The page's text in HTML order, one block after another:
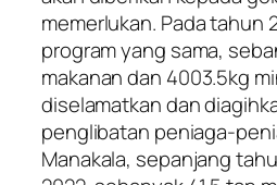
memerlukan. Pada tahun
program yang sama,
makanan dan 4003.5kg
diselamatkan dan
penglibatan peniaga-
Manakala, sepanjang